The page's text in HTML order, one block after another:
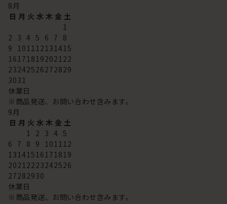
8月
日 月 火 水 木 金 土
1
2 3 4 5 6 7 8
9 101112131415
16171819202122
23242526272829
3031
休業日
※商品発送、お問い合わせ含みます。
9月
日 月 火 水 木 金 土
1 2 3 4 5
6 7 8 9 101112
13141516171819
20212223242526
27282930
休業日
※商品発送、お問い合わせ含みます。